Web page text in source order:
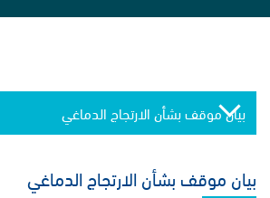
بيان موقف بشأن الارتجاج الدماغي
بيان موقف بشأن الارتجاج الدماغي